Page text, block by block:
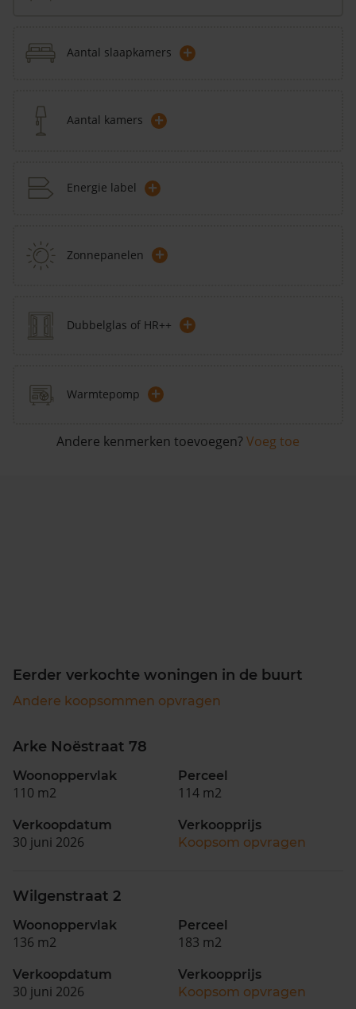
Aantal slaapkamers +
Aantal kamers +
Energie label +
Zonnepanelen +
Dubbelglas of HR++ +
Warmtepomp +
Andere kenmerken toevoegen? Voeg toe
Eerder verkochte woningen in de buurt
Andere koopsommen opvragen
Arke Noëstraat 78
Woonoppervlak
110 m2
Perceel
114 m2
Verkoopdatum
30 juni 2026
Verkoopprijs
Koopsom opvragen
Wilgenstraat 2
Woonoppervlak
136 m2
Perceel
183 m2
Verkoopdatum
30 juni 2026
Verkoopprijs
Koopsom opvragen